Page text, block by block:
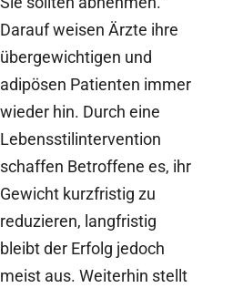
Darauf weisen Ärzte ihre
übergewichtigen und
adipösen Patienten immer
wieder hin. Durch eine
Lebensstilintervention
schaffen Betroffene es, ihr
Gewicht kurzfristig zu
reduzieren, langfristig
bleibt der Erfolg jedoch
meist aus. Weiterhin stellt